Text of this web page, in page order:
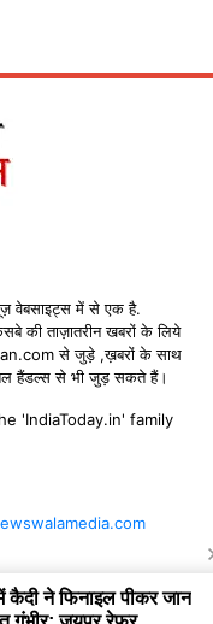
वेबसाइट्स में से एक है.
की ताज़ातरीन खबरों के लिये
से जुड़े ,ख़बरों के साथ
हैंडल्स से भी जुड़ सकते हैं।
'IndiaToday.in' family